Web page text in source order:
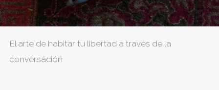
El arte de habitar tu libertad a través de la
conversación